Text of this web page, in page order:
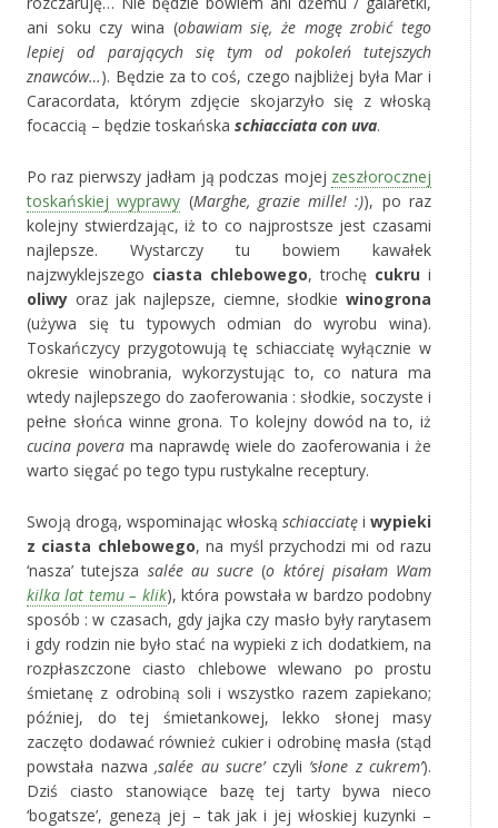
ani soku czy wina (obawiam się, że mogę zrobić tego
lepiej od parających się tym od pokoleń tutejszych
znawców…). Będzie za to coś, czego najbliżej była Mar i
Caracordata, którym zdjęcie skojarzyło się z włoską
focaccią – będzie toskańska schiacciata con uva.
Po raz pierwszy jadłam ją podczas mojej zeszłorocznej
toskańskiej wyprawy (Marghe, grazie mille! :)), po raz
kolejny stwierdzając, iż to co najprostsze jest czasami
najlepsze. Wystarczy tu bowiem kawałek
najzwyklejszego ciasta chlebowego, trochę cukru i
oliwy oraz jak najlepsze, ciemne, słodkie winogrona
(używa się tu typowych odmian do wyrobu wina).
Toskańczycy przygotowują tę schiacciatę wyłącznie w
okresie winobrania, wykorzystując to, co natura ma
wtedy najlepszego do zaoferowania : słodkie, soczyste i
pełne słońca winne grona. To kolejny dowód na to, iż
cucina poverama naprawdę wiele do zaoferowania i że
warto sięgać po tego typu rustykalne receptury.
Swoją drogą, wspominając włoską schiacciatę i wypieki
z ciasta chlebowego, na myśl przychodzi mi od razu
‘nasza’ tutejsza salée au sucre (o której pisałam Wam
kilka lat temu – klik), która powstała w bardzo podobny
sposób : w czasach, gdy jajka czy masło były rarytasem
i gdy rodzin nie było stać na wypieki z ich dodatkiem, na
rozpłaszczone ciasto chlebowe wlewano po prostu
śmietanę z odrobiną soli i wszystko razem zapiekano;
później, do tej śmietankowej, lekko słonej masy
zaczęto dodawać również cukier i odrobinę masła (stąd
powstała nazwa ‚salée au sucre’czyli ‘słone z cukrem’).
Dziś ciasto stanowiące bazę tej tarty bywa nieco
‘bogatsze’, genezą jej – tak jak i jej włoskiej kuzynki –